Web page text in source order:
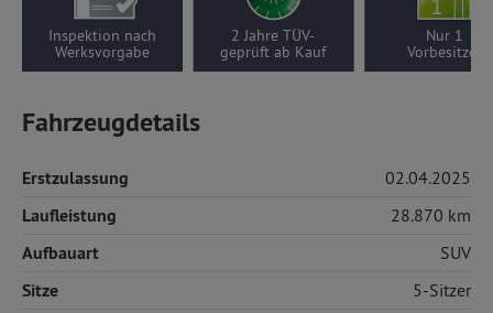
Inspektion nach
Werksvorgabe
2 Jahre TÜV-
geprüft ab Kauf
Nur 1
Vorbesitzer
Fahrzeugdetails
Erstzulassung 02.04.2025
Laufleistung 28.870 km
Aufbauart SUV
Sitze 5-Sitzer